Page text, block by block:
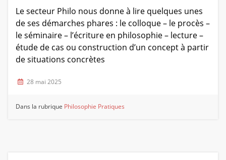
Le secteur Philo nous donne à lire quelques unes
de ses démarches phares : le colloque – le procès –
le séminaire – l’écriture en philosophie – lecture –
étude de cas ou construction d’un concept à partir
de situations concrètes
28 mai 2025
Dans la rubrique Philosophie Pratiques